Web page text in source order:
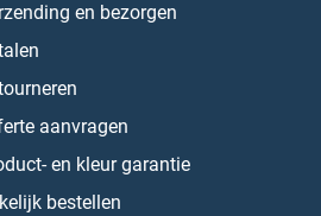
en bezorgen
aanvragen
en kleur garantie
bestellen